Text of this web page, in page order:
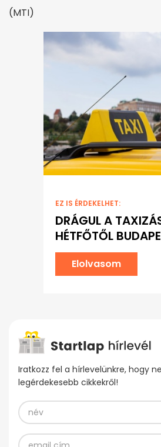
(MTI)
EZ IS ÉRDEKELHET:
DRÁGUL A
HÉTFŐTŐL
Elolvasom
Iratkozz fel a hírlevelünkre, hogy
legérdekesebb cikkekről!